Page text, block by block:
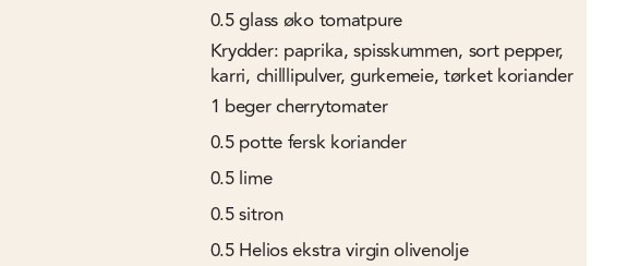
0.5glass øko tomatpure
Krydder: paprika, spisskummen, sort pepper,
karri, chilllipulver, gurkemeie, tørket koriander
1 beger cherrytomater
0.5 potte fersk koriander
0.5 lime
0.5sitron
0.5 Helios ekstra virgin olivenolje